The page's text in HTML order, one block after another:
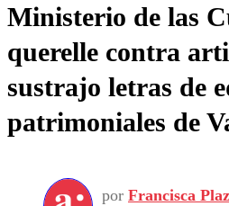
Ministerio de las
querelle contra
sustrajo letras de
patrimoniales de
por Francisca